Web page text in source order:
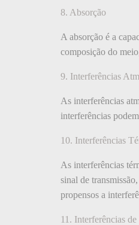
8. Absorção
A absorção é a
composição do
9. Interferências
As interferências
interferências
10. Interferências
As interferências
sinal de
propensos a
11. Interferências